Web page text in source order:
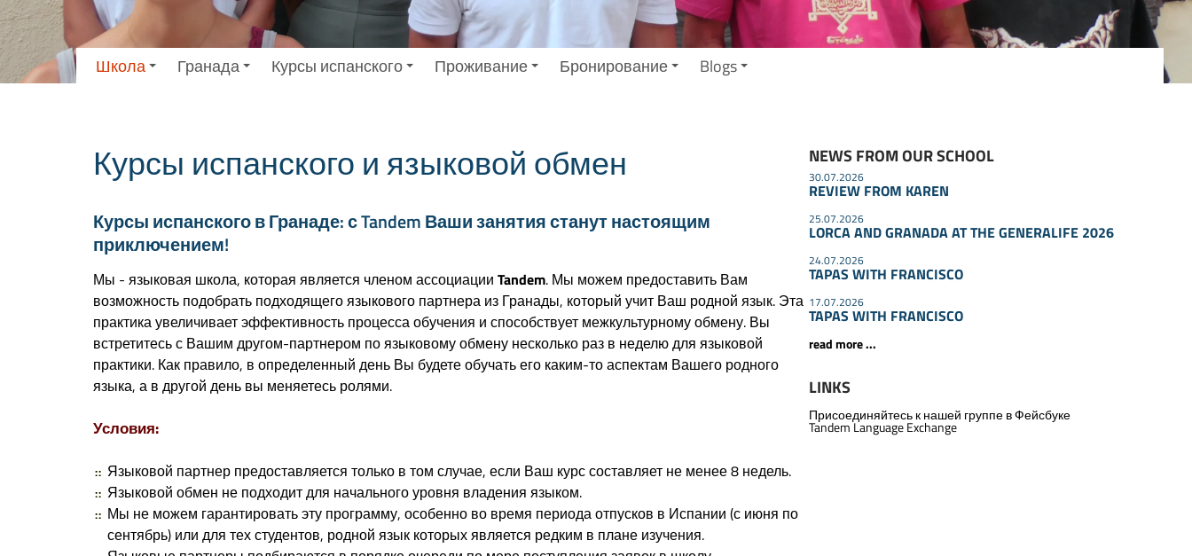
Школа Гранада Курсы испанского Проживание Бронирование Blogs
Курсы испанского и языковой обмен
Курсы испанского в Гранаде: с Tandem Ваши занятия станут настоящим
приключением!
Мы - языковая школа, которая является членом ассоциацииTandem. Мы можем предоставить Вам
возможность подобрать подходящего языкового партнера из Гранады, который учит Ваш родной язык. Эта
практика увеличивает эффективность процесса обучения и способствует межкультурному обмену. Вы
встретитесь с Вашим другом-партнером по языковому обмену несколько раз в неделю для языковой
практики. Как правило, в определенный день Вы будете обучать его каким-то аспектам Вашего родного
языка, а в другой день вы меняетесь ролями.
Условия:
Языковой партнер предоставляется только в том случае, если Ваш курс составляет не менее 8 недель.
Языковой обмен не подходит для начального уровня владения языком.
Мы не можем гарантировать эту программу, особенно во время периода отпусков в Испании (с июня по
сентябрь) или для тех студентов, родной язык которых является редким в плане изучения.
NEWS FROM OUR SCHOOL
30.07.2026
REVIEW FROM KAREN
25.07.2026
LORCA AND GRANADA AT THE GENERALIFE 2026
24.07.2026
TAPAS WITH FRANCISCO
17.07.2026
TAPAS WITH FRANCISCO
read more ...
LINKS
Присоединяйтесь к нашей группе в Фейсбуке
Tandem Language Exchange